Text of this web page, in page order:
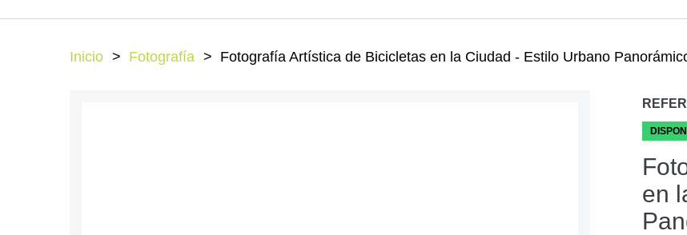
Inicio Fotografía Fotografía Artística de Bicicletas en la Ciudad - Estilo Urbano
en